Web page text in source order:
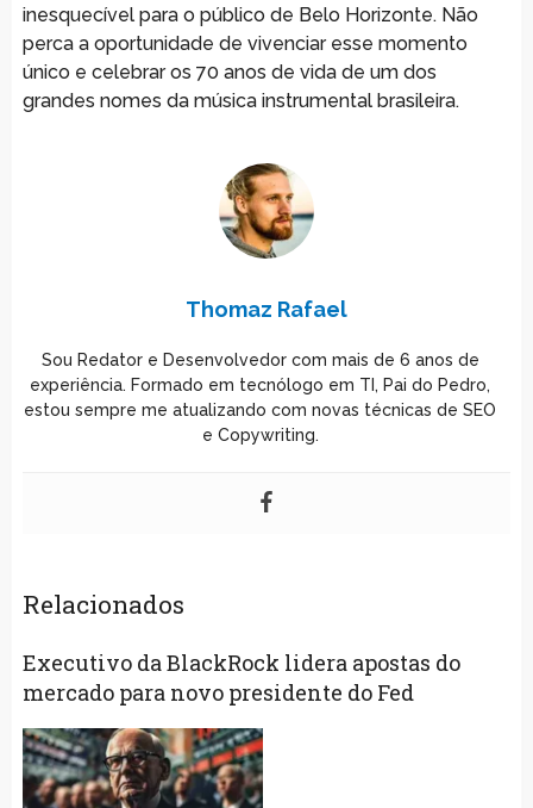
inesquecível para o público de Belo Horizonte. Não
perca a oportunidade de vivenciar esse momento
único e celebrar os 70 anos de vida de um dos
grandes nomes da música instrumental brasileira.
Thomaz Rafael
Sou Redator e Desenvolvedor com mais de 6 anos de
experiência. Formado em tecnólogo em TI, Pai do Pedro,
estou sempre me atualizando com novas técnicas de SEO
e Copywriting.
Relacionados
Executivo da BlackRock lidera apostas do
mercado para novo presidente do Fed